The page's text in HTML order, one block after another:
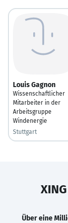
Louis Gagnon
Wissenschaftlicher
Mitarbeiter in der
Arbeitsgruppe
Windenergie
Stuttgart
Über eine